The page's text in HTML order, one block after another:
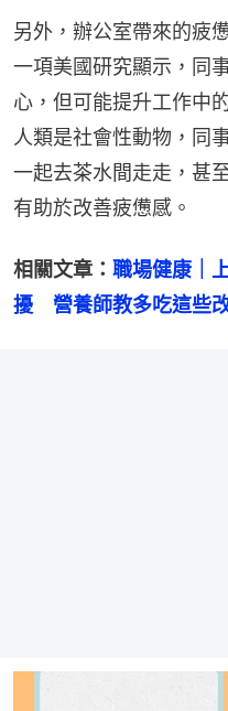
另外，辦公室帶來的疲
一項美國研究顯示，同
心，但可能提升工作中
人類是社會性動物，同
一起去茶水間走走，甚
有助於改善疲憊感。
相關文章： 職場健康｜
擾　營養師教多吃這些